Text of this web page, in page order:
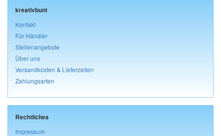
kreativbunt
Kontakt
Für Händler
Stellenangebote
Über uns
Versandkosten & Lieferzeiten
Zahlungsarten
Rechtliches
Impressum